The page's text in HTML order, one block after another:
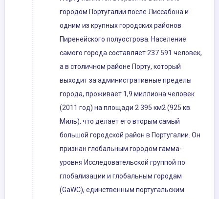
городом Португалии после Лиссабона и
одним из крупных городских районов
Пиренейского полуострова. Население
самого города составляет 237 591 человек,
а в столичном районе Порту, который
выходит за административные пределы
города, проживает 1,9 миллиона человек
(2011 год) на площади 2 395 км2 (925 кв.
Миль), что делает его вторым самый
большой городской район в Португалии. Он
признан глобальным городом гамма-
уровня Исследовательской группой по
глобализации и глобальным городам
(GaWC), единственным португальским